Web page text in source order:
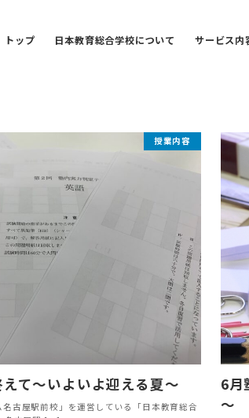
トップ 日本教育総合学校について サービス内
授業内容
て～いよいよ迎える夏～
古屋駅前校」を運営している「日本教育総合
6月
～